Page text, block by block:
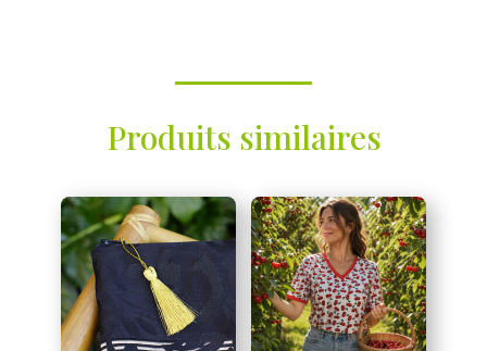
Produits similaires